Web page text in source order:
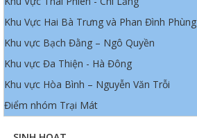
Khu Vực Hai Bà Trưng và Phan Đình Phùng
Khu vực Bạch Đằng – Ngô Quyền
Khu vực Đa Thiện - Hà Đông
Khu vực Hòa Bình – Nguyễn Văn Trỗi
Điểm nhóm Trại Mát